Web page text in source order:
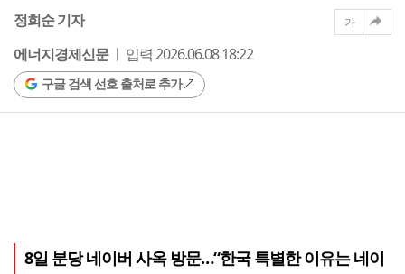
정희순 기자
에너지경제신문
입력 2026.06.08 18:22
구글 검색 선호 출처로 추가
가
8일 분당 네이버 사옥 방문…“한국 특별한 이유는 네이